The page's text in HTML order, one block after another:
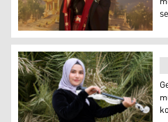
Kürt müzisyen Nergis Aziz